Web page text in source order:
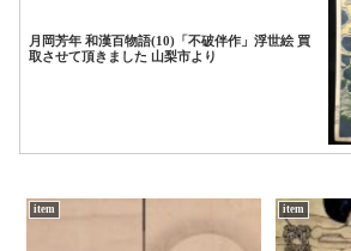
月岡芳年 和漢百物語(10)「不破伴作」浮世絵 買
取させて頂きました 山梨市より
item item